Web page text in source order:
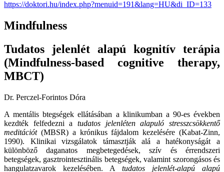
https://doktori.hu/index.php?menuid=191&lang=HU&di_ID=133
Mindfulness
Tudatos jelenlét alapú kognitív terápia
(Mindfulness-based cognitive therapy,
MBCT)
Dr. Perczel-Forintos Dóra
A mentális btegségek ellátásában a klinikumban a 90-es években
kezdték felfedezni a tudatos jelenléten alapuló stresszcsökkentő
meditációt(MBSR) a krónikus fájdalom kezelésére (Kabat-Zinn,
1990). Klinikai vizsgálatok támasztják alá a hatékonyságát a
különböző daganatos megbetegedések, szív és érrendszeri
betegségek, gasztrointesztinális betegségek, valamint szorongásos és
hangulatzavarok kezelésében. Atudatos jelenlét-alapú alapú